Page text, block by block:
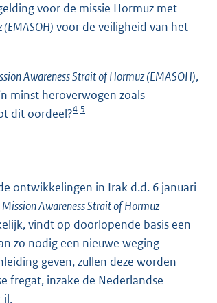
voor de missie Hormuz met
(EMASOH) voor de veiligheid van het
Awareness Strait of Hormuz (EMASOH),
minst heroverwogen zoals
dit oordeel?4 5
ontwikkelingen in Irak d.d. 6 januari
Awareness Strait of Hormuz
vindt op doorlopende basis een
zo nodig een nieuwe weging
geven, zullen deze worden
fregat, inzake de Nederlandse
jl.